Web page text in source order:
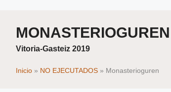
MONASTERIOGUREN
Vitoria-Gasteiz 2019
Inicio » NO EJECUTADOS » Monasterioguren